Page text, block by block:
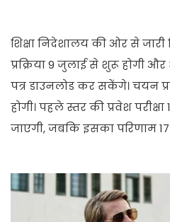
शिक्षा निदेशालय की ओर से
प्रक्रिया 9 जुलाई से शुरू होगी और
पत्र डाउनलोड कर सकेंगे। चयन
होगी। पहले स्तर की प्रवेश
जाएगी, जबकि इसका परिणाम 17